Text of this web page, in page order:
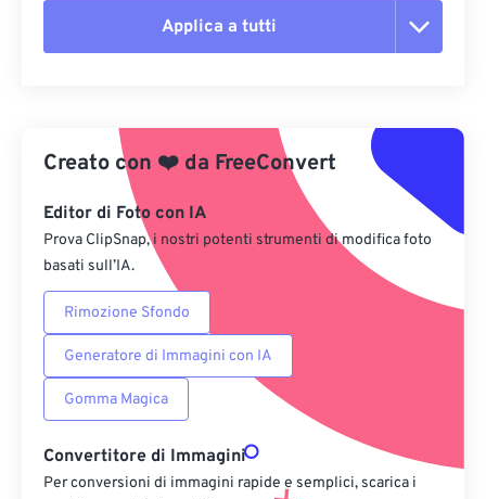
Applica a tutti
Applica da preimpostazione
Salva come predefinito
Creato con ❤️ da FreeConvert
Editor di Foto con IA
Prova ClipSnap, i nostri potenti strumenti di modifica foto
basati sull’IA.
Rimozione Sfondo
Generatore di Immagini con IA
Gomma Magica
Convertitore di Immagini
Per conversioni di immagini rapide e semplici, scarica i